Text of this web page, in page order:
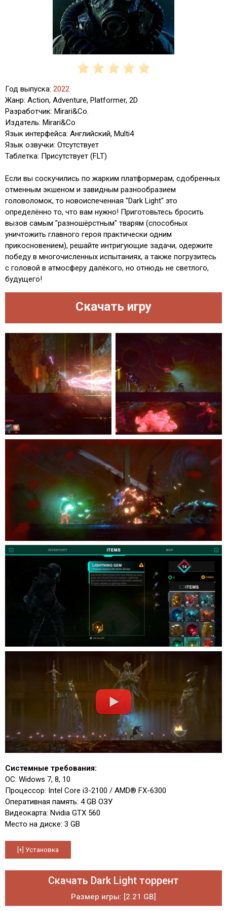
Год выпуска: 2022
Жанр: Action, Adventure, Platformer, 2D
Разработчик: Mirari&Co.
Издатель: Mirari&Co
Язык интерфейса: Английский, Multi4
Язык озвучки: Отсутствует
Таблетка: Присутствует (FLT)
Если вы соскучились по жарким платформерам, сдобренных
отменным экшеном и завидным разнообразием
головоломок, то новоиспеченная "Dark Light" это
определённо то, что вам нужно! Приготовьтесь бросить
вызов самым "разношёрстным" тварям (способных
уничтожить главного героя практически одним
прикосновением), решайте интригующие задачи, одержите
победу в многочисленных испытаниях, а также погрузитесь
с головой в атмосферу далёкого, но отнюдь не светлого,
будущего!
Скачать игру
Системные требования:
ОС: Widows 7, 8, 10
Процессор: Intel Core i3-2100 / AMD® FX-6300
Оперативная память: 4 GB ОЗУ
Видеокарта: Nvidia GTX 560
Место на диске: 3 GB
Скачать Dark Light торрент
Размер игры: [2.21 GB]